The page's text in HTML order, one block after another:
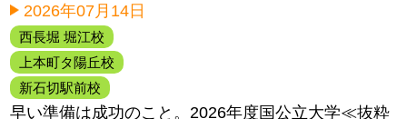
2026年07月14日
西長堀 堀江校
上本町タ陽丘校
新石切駅前校
早い準備は成功のこと。2026年度国公立大学≪抜粋